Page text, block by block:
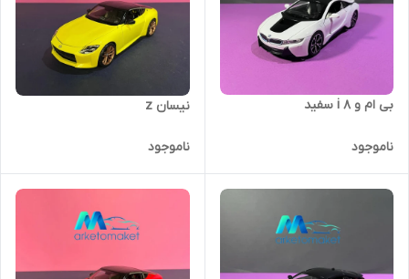
بی ام و i 8 سفید
ناموجود
نیسان z
ناموجود